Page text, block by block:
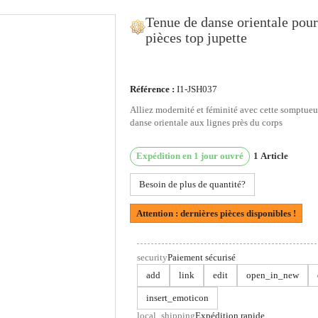
utilisons des cookies
utilisons des cookies et d'autres technologies de suivi
vous montrer un contenu personnalisé et des publicités
pour analyser le trafic de notre site et pour
provenance de nos visiteurs.
Changer mes préférences
Tenue de danse orientale
pièces top jupette
Référence : I1-JSH037
Alliez modernité et féminité avec cette
danse orientale aux lignes près du corps
Expédition en 1 jour ouvré 1 Article
Besoin de plus de quantité?
Attention : dernières pièces disponibles !
securityPaiement sécurisé
add
link edit open_in_new
insert_emoticon
local_shippingExpédition rapide